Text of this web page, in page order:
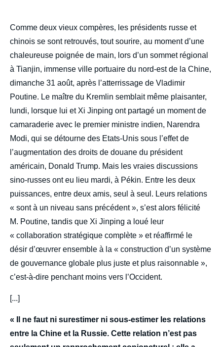
body
Comme deux vieux compères, les présidents russe et
chinois se sont retrouvés, tout sourire, au moment d’une
chaleureuse poignée de main, lors d’un sommet régional
à Tianjin, immense ville portuaire du nord-est de la Chine,
dimanche 31 août, après l’atterrissage de Vladimir
Poutine. Le maître du Kremlin semblait même plaisanter,
lundi, lorsque lui et Xi Jinping ont partagé un moment de
camaraderie avec le premier ministre indien, Narendra
Modi, qui se détourne des Etats-Unis sous l’effet de
l’augmentation des droits de douane du président
américain, Donald Trump. Mais les vraies discussions
sino-russes ont eu lieu mardi, à Pékin. Entre les deux
puissances, entre deux amis, seul à seul. Leurs relations
« sont à un niveau sans précédent », s’est alors félicité
M. Poutine, tandis que Xi Jinping a loué leur
« collaboration stratégique complète » et réaffirmé le
désir d’œuvrer ensemble à la « construction d’un système
de gouvernance globale plus juste et plus raisonnable »,
c’est-à-dire penchant moins vers l’Occident.
[...]
« Il ne faut ni surestimer ni sous-estimer les relations
entre la Chine et la Russie. Cette relation n’est pas